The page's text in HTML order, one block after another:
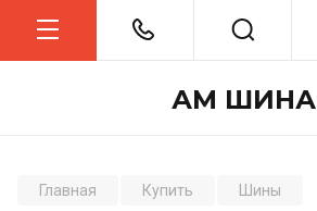
АМ ШИНА
Главная Купить Шины